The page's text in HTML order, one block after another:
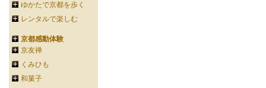
ゆかたで京都を歩く
レンタルで楽しむ
京都感動体験
京友禅
くみひも
和菓子